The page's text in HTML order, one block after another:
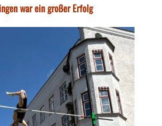
war ein großer Erfolg